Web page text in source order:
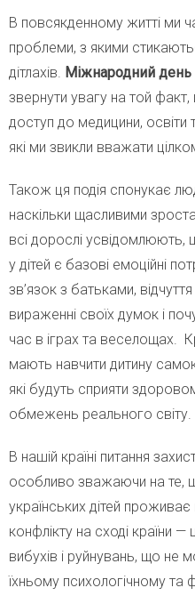
В повсякденному житті ми
проблеми, з якими
дітлахів. Міжнародний день
звернути увагу на той
доступ до медицини, освіти
які ми звикли вважати
Також ця подія спонукає
наскільки щасливими
всі дорослі усвідомлюють,
у дітей є базові емоційні
зв’язок з батьками,
вираженні своїх думок і
час в іграх та веселощах.
мають навчити дитину
які будуть сприяти
обмежень реального світу.
В нашій країні питання
особливо зважаючи на те,
українських дітей
конфлікту на сході країни —
вибухів і руйнувань, що не
їхньому психологічному та